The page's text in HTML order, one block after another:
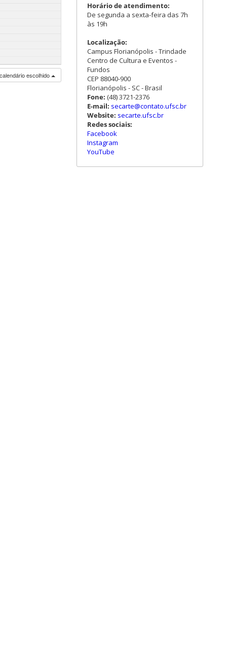
escolhido
Horário de atendimento:
De segunda a sexta-feira das 7h
às 19h
Localização:
Campus Florianópolis - Trindade
Centro de Cultura e Eventos -
Fundos
CEP 88040-900
Florianópolis - SC - Brasil
Fone: (48) 3721-2376
E-mail: secarte@contato.ufsc.br
Website: secarte.ufsc.br
Redes sociais:
Facebook
Instagram
YouTube